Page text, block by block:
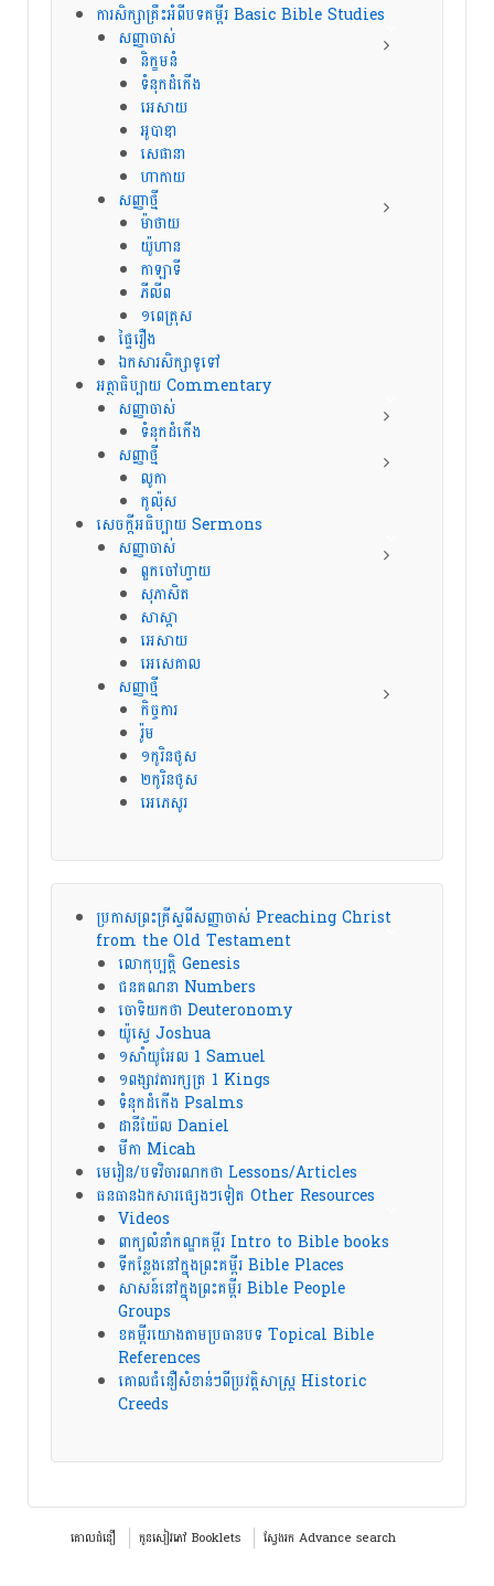
ការសិក្សាគ្រឹះអំពីបទគម្ពីរ Basic Bible Studies
សញ្ញាចាស់
និក្ខមនំ
ទំនុកដំកើង
អេសាយ
អូបាឌា
សេផានា
ហាកាយ
សញ្ញាថ្មី
ម៉ាថាយ
យ៉ូហាន
កាឡាទី
ភីលីព
១ពេត្រុស
ផ្ទៃរឿង
ឯកសារសិក្សាទូទៅ
អត្ថាធិប្បាយ Commentary
សញ្ញាចាស់
ទំនុកដំកើង
សញ្ញាថ្មី
លូកា
កូល៉ុស
សេចក្ដីអធិប្បាយ Sermons
សញ្ញាចាស់
ពួកចៅហ្វាយ
សុភាសិត
សាស្តា
អេសាយ
អេសេគាល
សញ្ញាថ្មី
កិច្ចការ
រ៉ូម
១កូរិនថូស
២កូរិនថូស
អេភេសូរ
ប្រកាសព្រះគ្រីស្ទពីសញ្ញាចាស់ Preaching Christ
from the Old Testament
លោកុប្បត្តិ Genesis
ជនគណនា Numbers
ចោទិយកថា Deuteronomy
យ៉ូស្វេ Joshua
១សាំយូអែល 1 Samuel
១ពង្សាវតារក្សត្រ 1 Kings
ទំនុកដំកើង Psalms
ដានីយ៉ែល Daniel
មីកា Micah
មេរៀន/បទវិចារណកថា Lessons/Articles
ធនធានឯកសារផ្សេងៗទៀត Other Resources
Videos
ពាក្យលំនាំកណ្ឌគម្ពីរ Intro to Bible books
ទីកន្លែងនៅក្នុងព្រះគម្ពីរ Bible Places
សាសន៍នៅក្នុងព្រះគម្ពីរ Bible People
Groups
ខគម្ពីរយោងតាមប្រធានបទ Topical Bible
References
គោលជំនឿសំខាន់ៗពីប្រវត្តិសាស្ត្រ Historic
Creeds
គោលជំនឿ កូនសៀវភៅ Booklets ស្វែងរក Advance search